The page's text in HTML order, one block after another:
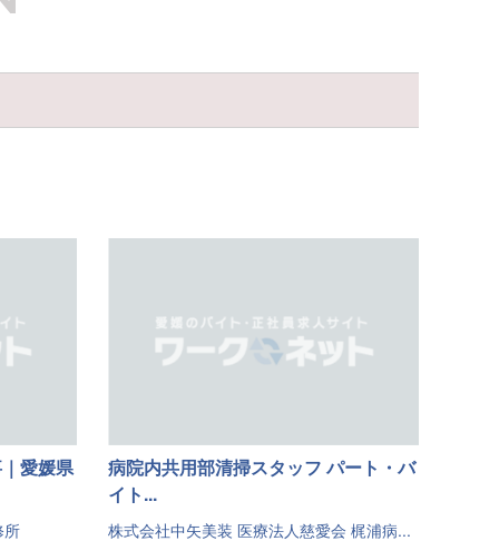
愛媛県
所
病院内共用部清掃スタッフ パート・バ
イト...
株式会社中矢美装 医療法人慈愛会 梶浦病...